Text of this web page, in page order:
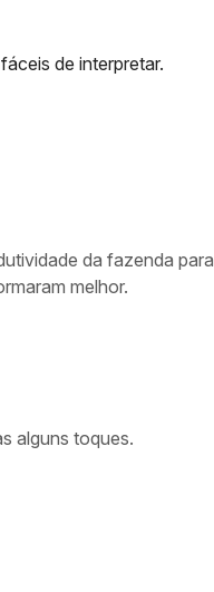
de interpretar.
da fazenda para
melhor.
alguns toques.